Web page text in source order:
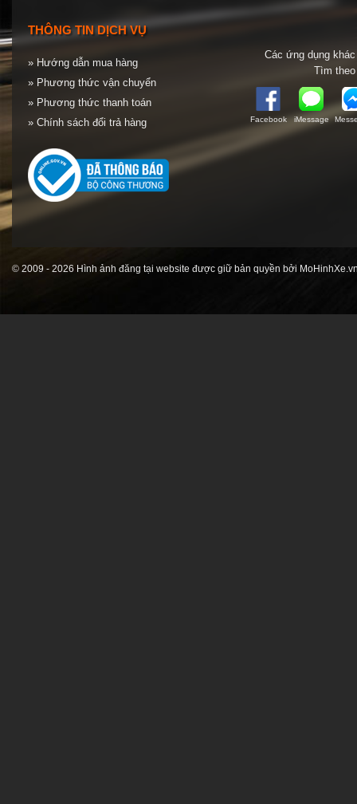
THÔNG TIN DỊCH VỤ
» Hướng dẫn mua hàng
» Phương thức vận chuyển
» Phương thức thanh toán
» Chính sách đổi trả hàng
Các ứng dụng
Tìm
Facebook iMessage
© 2009 - 2026 Hình ảnh đăng tại website được giữ bản quyền bởi